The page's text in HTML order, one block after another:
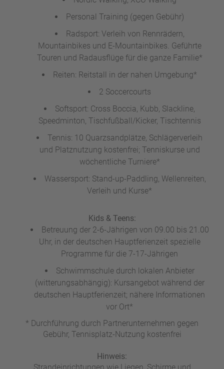
Personal Training (gegen Gebühr)
Radsport: Verleih von Rennrädern,
Mountainbikes und E-Mountainbikes. Geführte
Touren und Radausflüge für die ganze Familie*
Reiten: Reitstall in der nahen Umgebung*
2 Soccercourts
Softsport: Cross Boccia, Kubb, Slackline,
Speedminton, Tischfußball/Kicker, Tischtennis
Tennis: 10 Quarzsandplätze, Schlägerverleih
und Platznutzung kostenfrei; Tenniskurse und
wöchentliche Turniere*
Wassersport: Stand-up-Paddling, Wellenreiten,
Verleih und Kurse*
Kids & Teens:
Betreuung der 2-6-Jährigen von 09.00 bis 21.00
Uhr, in der deutschen Hauptferienzeit spezielle
Programme für die 7-17-Jährigen
Schwimmschule durch lokalen Anbieter
(witterungsabhängig): Kursangebot während der
deutschen Hauptferienzeit; nähere Informationen
vor Ort*
* Durchführung durch Partnerunternehmen gegen
Gebühr, Tennisplatz-Nutzung kostenfrei
Hinweis: